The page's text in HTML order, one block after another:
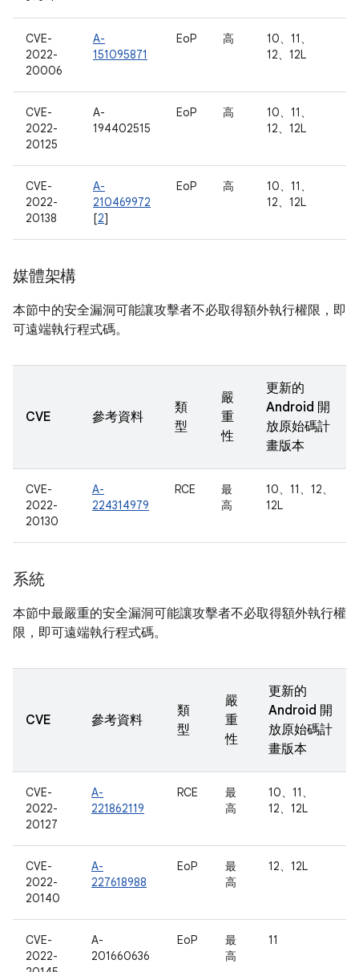
CVE-
2022-
20006
A-
151095871
EoP 高
10、11、
12、12L
CVE-
2022-
20125
A-
194402515
EoP 高
10、11、
12、12L
CVE-
2022-
20138
A-
210469972
[2]
EoP 高
10、11、
12、12L
媒體架構
本節中的安全漏洞可能讓攻擊者不必取得額外執行權限，即
可遠端執行程式碼。
CVE 參考資料
類
型
嚴
重
性
更新的
Android 開
放原始碼計
畫版本
CVE-
2022-
20130
A-
224314979
RCE
最
高
10、11、12、
12L
系統
本節中最嚴重的安全漏洞可能讓攻擊者不必取得額外執行權
限，即可遠端執行程式碼。
CVE 參考資料
類
型
嚴
重
性
更新的
Android 開
放原始碼計
畫版本
CVE-
2022-
20127
A-
221862119
RCE
最
高
10、11、
12、12L
CVE-
2022-
20140
A-
227618988
EoP
最
高
12、12L
CVE-
2022-
A-
201660636
EoP
最
高
11